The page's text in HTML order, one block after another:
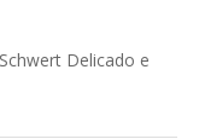
Delicado e